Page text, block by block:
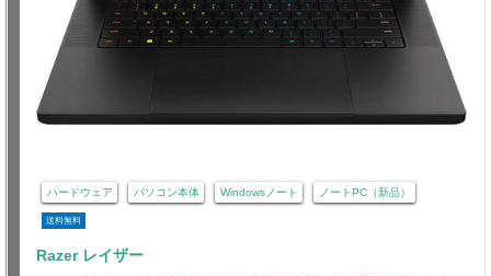
ハードウェア パソコン本体 Windowsノート ノートPC（新品）
送料無料
Razer レイザー